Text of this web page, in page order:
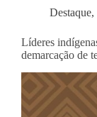
Destaque,
Líderes
demarcação de